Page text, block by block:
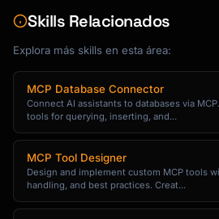
);
---
## Context Tools
### Save Context Tool
```typescript
server.tool(
  "save-context",
Skills Relacionados
Explora más skills en esta área:
MCP Database Connector
Connect AI assistants to databases via
tools for querying, inserting, and...
MCP Tool Designer
Design and implement custom MCP tools
handling, and best practices. Creat...